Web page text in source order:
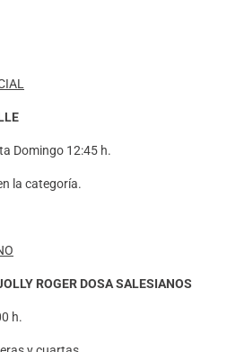
Domingo 12:45 h.
la categoría.
ROGER DOSA SALESIANOS
h.